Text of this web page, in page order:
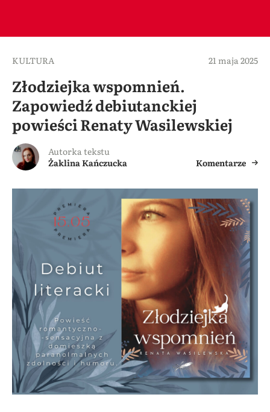
KULTURA 21 maja 2025
Złodziejka wspomnień.
Zapowiedź debiutanckiej
powieści Renaty Wasilewskiej
Autorka tekstu
Żaklina Kańczucka
Komentarze